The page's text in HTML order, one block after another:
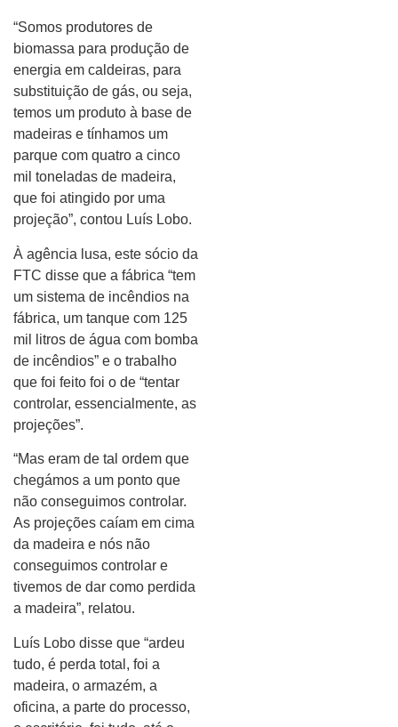
“Somos produtores de
biomassa para produção de
energia em caldeiras, para
substituição de gás, ou seja,
temos um produto à base de
madeiras e tínhamos um
parque com quatro a cinco
mil toneladas de madeira,
que foi atingido por uma
projeção”, contou Luís Lobo.
À agência lusa, este sócio da
FTC disse que a fábrica “tem
um sistema de incêndios na
fábrica, um tanque com 125
mil litros de água com bomba
de incêndios” e o trabalho
que foi feito foi o de “tentar
controlar, essencialmente, as
projeções”.
“Mas eram de tal ordem que
chegámos a um ponto que
não conseguimos controlar.
As projeções caíam em cima
da madeira e nós não
conseguimos controlar e
tivemos de dar como perdida
a madeira”, relatou.
Luís Lobo disse que “ardeu
tudo, é perda total, foi a
madeira, o armazém, a
oficina, a parte do processo,